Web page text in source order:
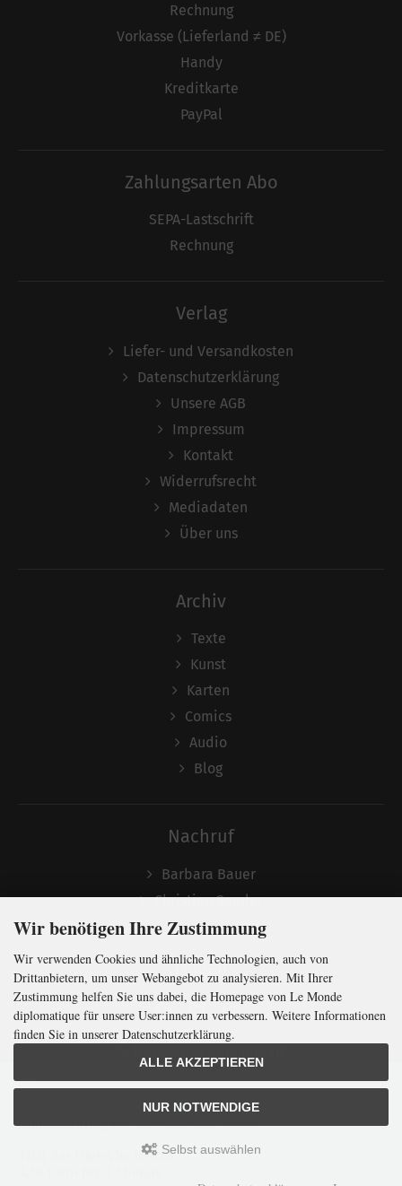
mit der weltweitgrößten
MonatszeitungfürinternationalePolitik
Jetzt das Digi-Abo testen:
Rechnung
Vorkasse (Lieferland ≠ DE)
Handy
Kreditkarte
PayPal
Zahlungsarten Abo
SEPA-Lastschrift
Rechnung
Verlag
Liefer- und Versandkosten
Datenschutzerklärung
Unsere AGB
Impressum
Kontakt
Widerrufsrecht
Mediadaten
Über uns
Archiv
Texte
Kunst
Karten
Comics
Audio
Blog
Nachruf
Barbara Bauer
Christian Semler
Folgen
LMd © 2026 | Template © 2009-2026 bymodified eCommerce Shopsoftware
Wir benötigen Ihre Zustimmung
Wir verwenden Cookies und ähnliche Technologien, auch von
Drittanbietern, um unser Webangebot zu analysieren. Mit Ihrer
Zustimmung helfen Sie uns dabei, die Homepage von Le Monde
diplomatique für unsere User:innen zu verbessern. Weitere Informationen
finden Sie in unserer Datenschutzerklärung.
ALLE AKZEPTIEREN
NUR NOTWENDIGE
Selbst auswählen